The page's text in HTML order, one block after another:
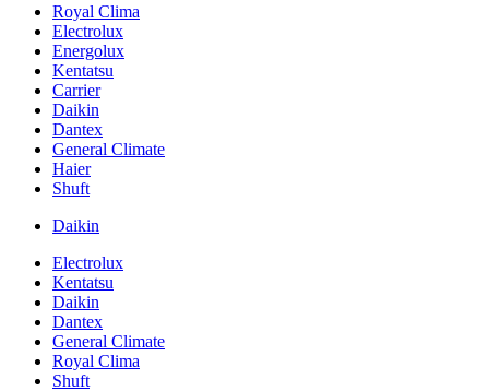
Royal Clima
Electrolux
Energolux
Kentatsu
Carrier
Daikin
Dantex
General Climate
Haier
Shuft
Daikin
Electrolux
Kentatsu
Daikin
Dantex
General Climate
Royal Clima
Shuft